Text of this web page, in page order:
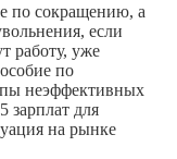
по сокращению, а
если
работу, уже
по
неэффективных
зарплат для
на рынке